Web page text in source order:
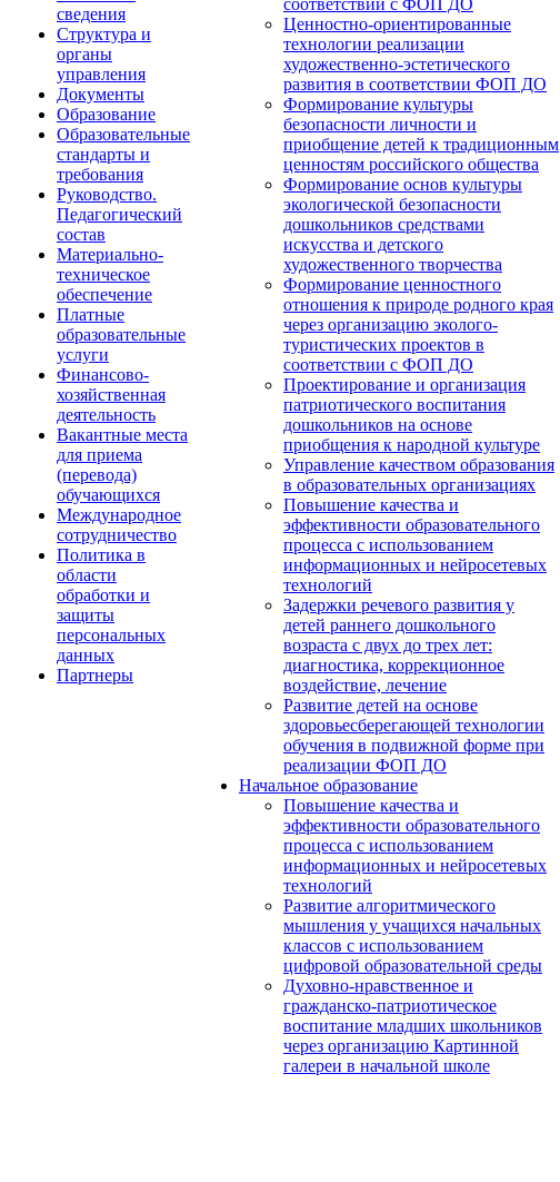
сведения
Структура и
органы
управления
Документы
Образование
Образовательные
стандарты и
требования
Руководство.
Педагогический
состав
Материально-
техническое
обеспечение
Платные
образовательные
услуги
Финансово-
хозяйственная
деятельность
Вакантные места
для приема
(перевода)
обучающихся
Международное
сотрудничество
Политика в
области
обработки и
защиты
персональных
данных
Партнеры
соответствии с ФОП ДО
Ценностно-ориентированные
технологии реализации
художественно-эстетического
развития в соответствии ФОП ДО
Формирование культуры
безопасности личности и
приобщение детей к традиционным
ценностям российского общества
Формирование основ культуры
экологической безопасности
дошкольников средствами
искусства и детского
художественного творчества
Формирование ценностного
отношения к природе родного края
через организацию эколого-
туристических проектов в
соответствии с ФОП ДО
Проектирование и организация
патриотического воспитания
дошкольников на основе
приобщения к народной культуре
Управление качеством образования
в образовательных организациях
Повышение качества и
эффективности образовательного
процесса с использованием
информационных и нейросетевых
технологий
Задержки речевого развития у
детей раннего дошкольного
возраста с двух до трех лет:
диагностика, коррекционное
воздействие, лечение
Развитие детей на основе
здоровьесберегающей технологии
обучения в подвижной форме при
реализации ФОП ДО
Начальное образование
Повышение качества и
эффективности образовательного
процесса с использованием
информационных и нейросетевых
технологий
Развитие алгоритмического
мышления у учащихся начальных
классов с использованием
цифровой образовательной среды
Духовно-нравственное и
гражданско-патриотическое
воспитание младших школьников
через организацию Картинной
галереи в начальной школе